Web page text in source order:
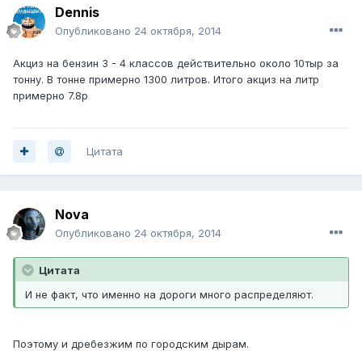
Dennis
Опубликовано 24 октября, 2014
Акциз на бензин 3 - 4 классов действительно около 10тыр за
тонну. В тонне примерно 1300 литров. Итого акциз на литр
примерно 7.8р
Цитата
Nova
Опубликовано 24 октября, 2014
Цитата
И не факт, что именно на дороги много распределяют.
Поэтому и дребезжим по городским дырам.